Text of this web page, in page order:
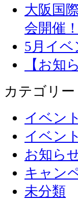
大阪国
会開催！
5月イ
【お知
カテゴリー
イベント
イベン
お知ら
キャン
未分類